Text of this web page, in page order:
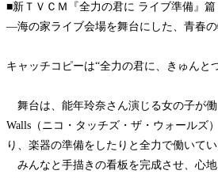
■新ＴＶＣＭ『全力の君に ライブ準備』
―海の家ライブ会場を舞台にした、青春の
キャッチコピーは“全力の君に、きゅん
舞台は、能年玲奈さん演じる女の子が働
Walls（ニコ・タッチズ・ザ・ウォールズ
り、楽器の準備をしたりと全力で働いてい
みんなと手描きの看板を完成させ、心